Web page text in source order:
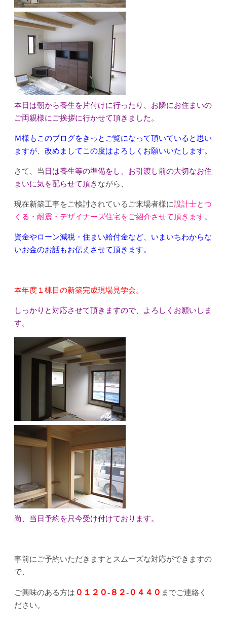
本日は朝から養生を片付けに行ったり、お隣にお住まいの
ご両親様にご挨拶に行かせて頂きました。
Ｍ様もこのブログをきっとご覧になって頂いていると思い
ますが、改めましてこの度はよろしくお願いいたします。
さて、当 日は養生等の準備をし、お引渡し前の大切なお住
まいに気を配らせて頂き ながら、
現在新築工事をご検討されているご来場者様に設計士とつ
くる・耐震・デザイナーズ住宅をご紹介させて頂きます。
資金やローン減税・住まい給付金など、いまいちわからな
いお金のお話もお伝えさせて頂きます。
本年度１棟目の新築完成現場見学会。
しっかりと対応させて頂きますので、よろしくお願いしま
す。
尚、 当日予約を只今受け付けております。
事前にご予約いただきますとスムーズな対応ができますの
で、
ご興味のある方は ０１２０-８２-０４４０ までご連絡く
ださい。